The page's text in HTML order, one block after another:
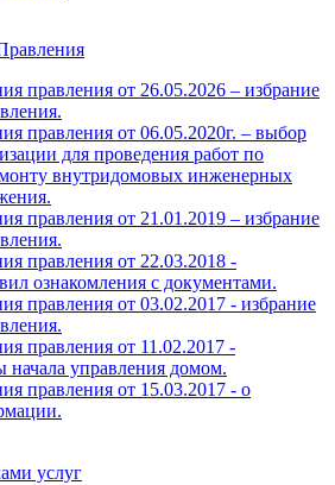
правления от 26.05.2026 – избрание
правления от 06.05.2020г. – выбор
для проведения работ по
внутридомовых инженерных
правления от 21.01.2019 – избрание
правления от 22.03.2018 -
ознакомления с документами.
правления от 03.02.2017 - избрание
правления от 11.02.2017 -
начала управления домом.
правления от 15.03.2017 - о
услуг